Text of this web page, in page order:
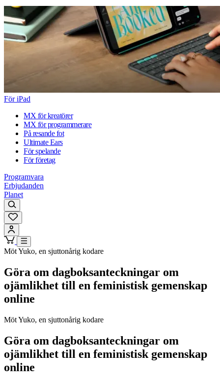
För iPad
MX för kreatörer
MX för programmerare
På resande fot
Ultimate Ears
För spelande
För företag
Programvara
Erbjudanden
Planet
Möt Yuko, en sjuttonårig kodare
Göra om dagboksanteckningar om
ojämlikhet till en feministisk gemenskap
online
Möt Yuko, en sjuttonårig kodare
Göra om dagboksanteckningar om
ojämlikhet till en feministisk gemenskap
online